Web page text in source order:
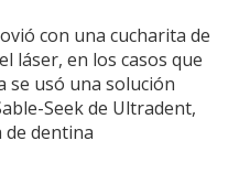
con una cucharita de
láser, en los casos que
se usó una solución
Seek de Ultradent,
dentina